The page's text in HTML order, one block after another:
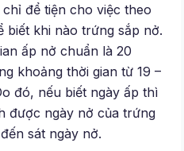
để tiện cho việc theo
biết khi nào trứng sắp nở.
ấp nở chuẩn là 20
khoảng thời gian từ 19 –
đó, nếu biết ngày ấp thì
được ngày nở của trứng
sát ngày nở.